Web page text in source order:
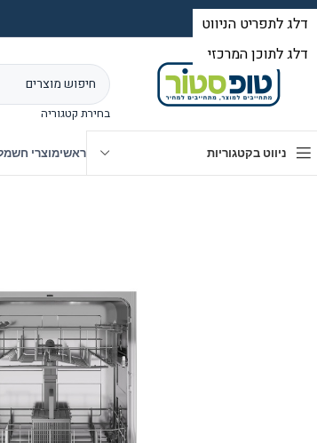
בחירת קטגוריה
ניווט בקטגוריות ראשימוצרי